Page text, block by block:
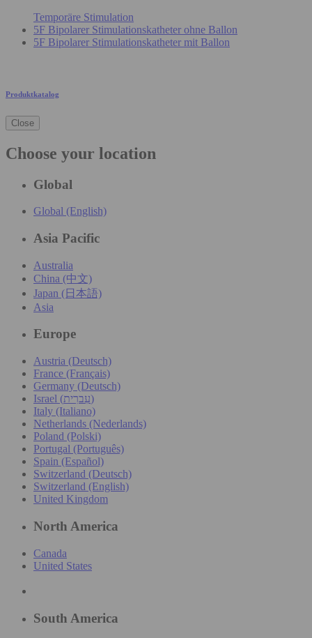
Temporäre Stimulation
5F Bipolarer Stimulationskatheter ohne Ballon
5F Bipolarer Stimulationskatheter mit Ballon
Produktkatalog
Close
Choose your location
Global
Global (English)
Asia Pacific
Australia
China (中文)
Japan (日本語)
Asia
Europe
Austria (Deutsch)
France (Français)
Germany (Deutsch)
Israel (עִברִית)
Italy (Italiano)
Netherlands (Nederlands)
Poland (Polski)
Portugal (Português)
Spain (Español)
Switzerland (Deutsch)
Switzerland (English)
United Kingdom
North America
Canada
United States
South America